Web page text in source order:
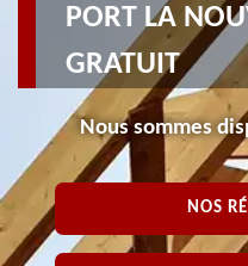
PORT LA
GRATUIT
Nous sommes
NOS